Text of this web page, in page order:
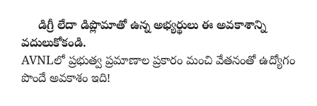
డిగ్రీ లేదా డిప్లొమాతో ఉన్న అభ్యర్థులు ఈ అవకాశాన్ని
వదులుకోకండి.
AVNLలో ప్రభుత్వ ప్రమాణాల ప్రకారం మంచి వేతనంతో ఉద్యోగం
పొందే అవకాశం ఇది!